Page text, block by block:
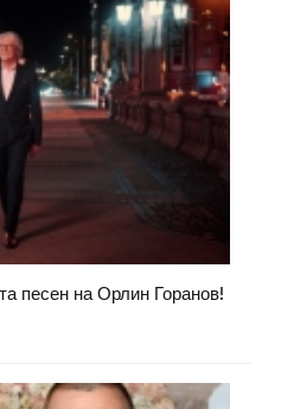
песен на Орлин Горанов!